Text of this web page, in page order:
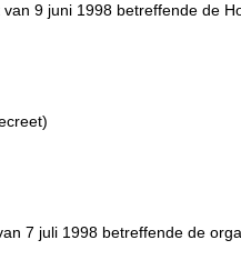
9 juni 1998 betreffende de
7 juli 1998 betreffende de